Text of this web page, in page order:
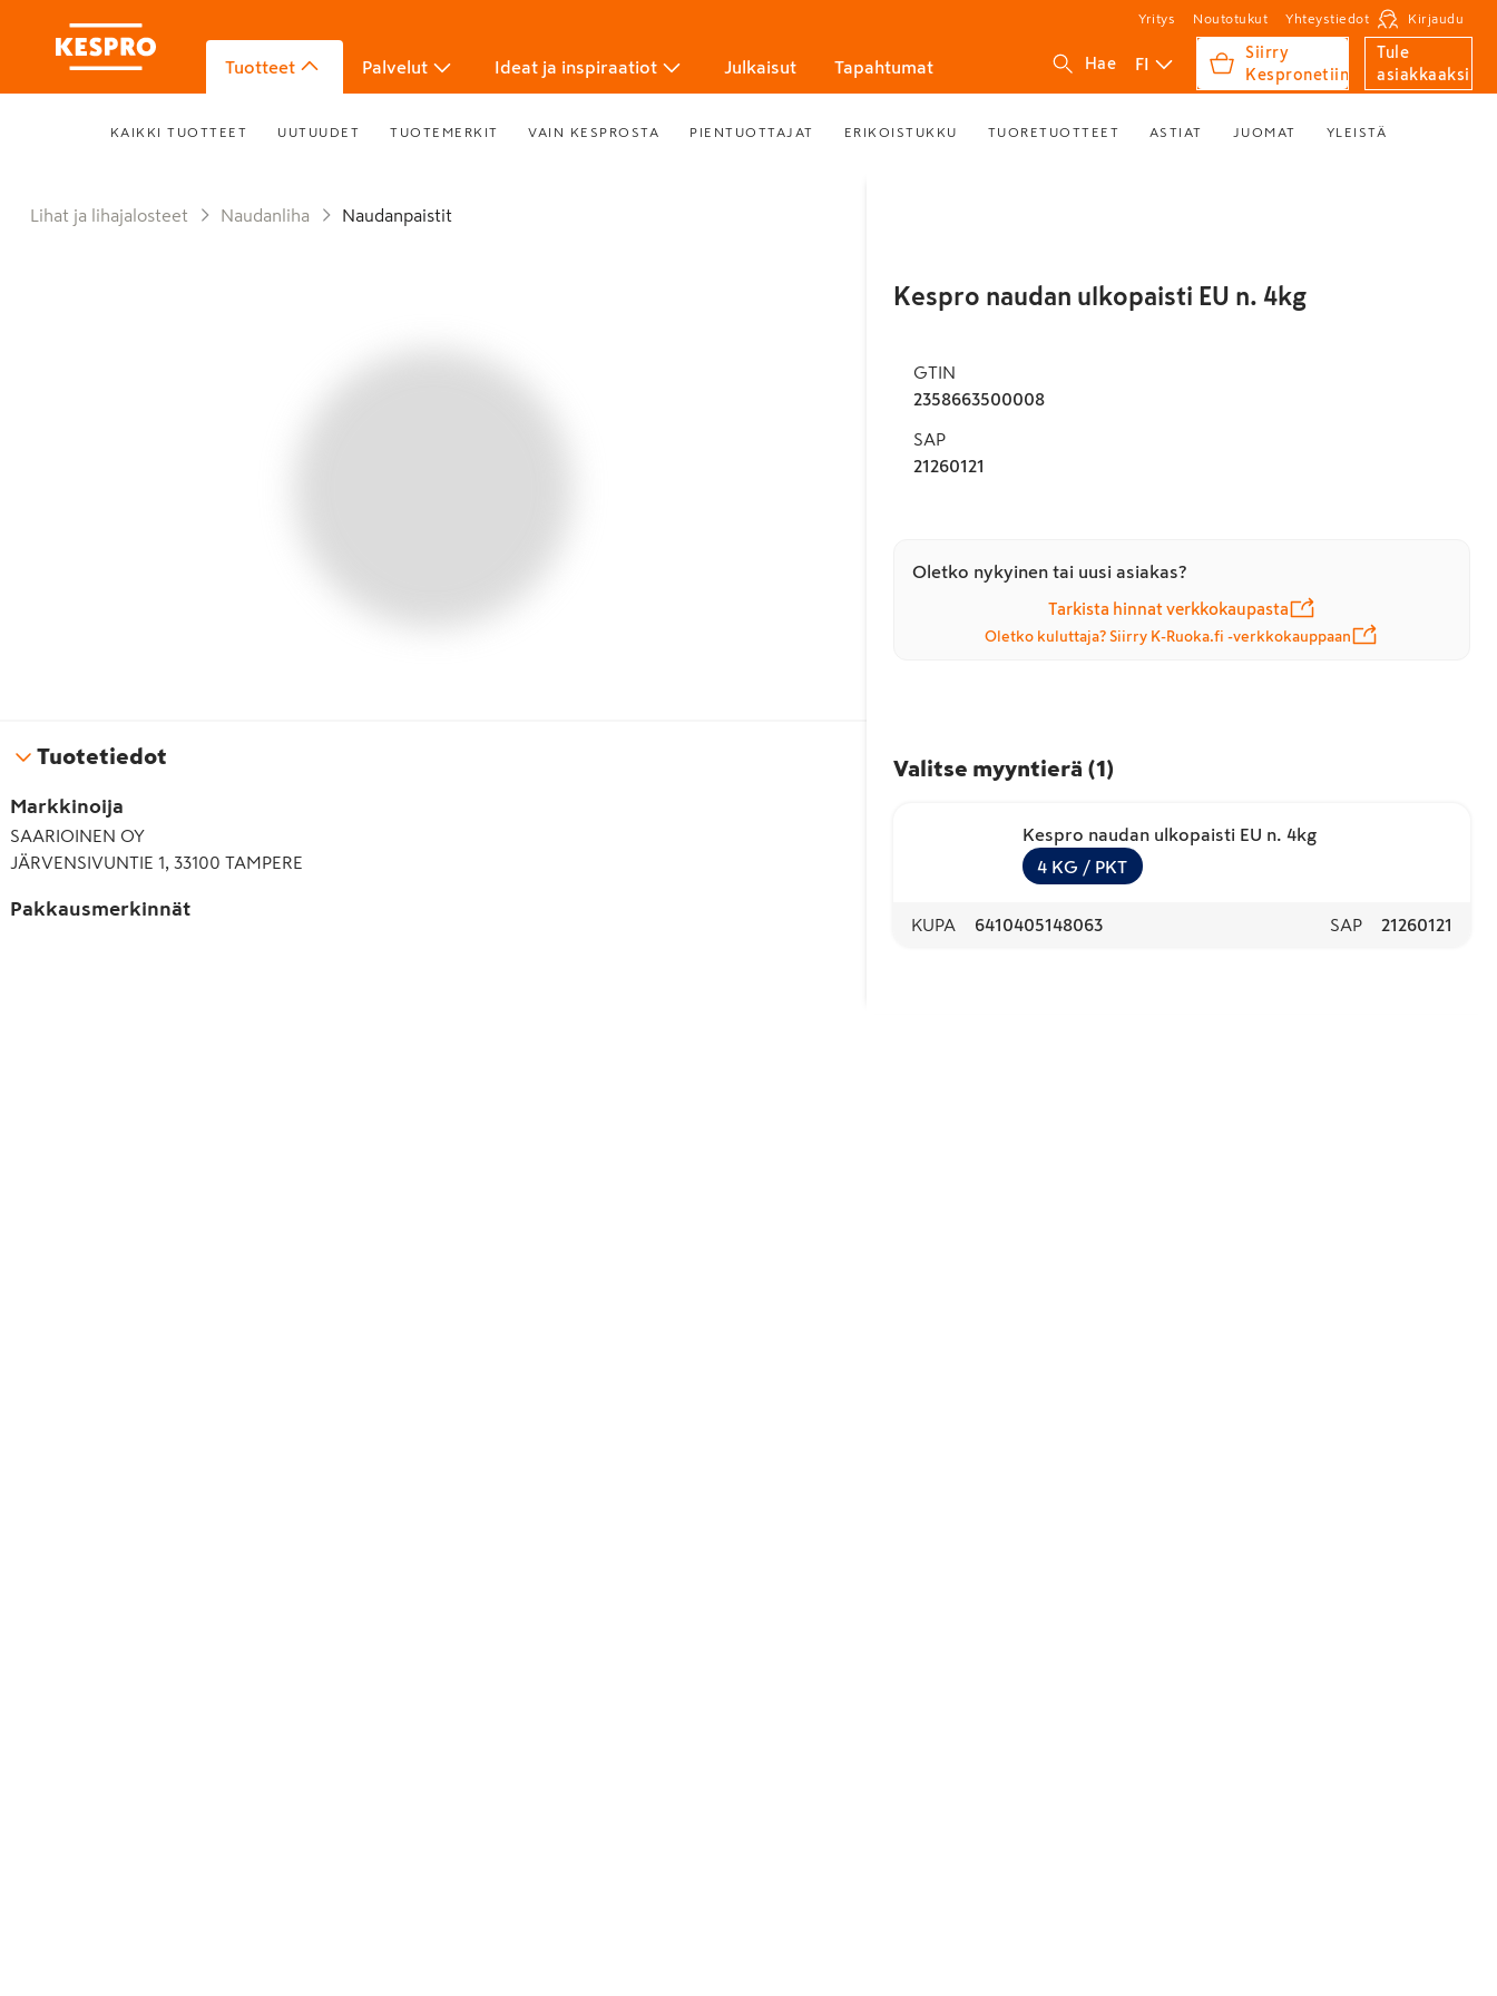
Yritys Noutotukut Yhteystiedot Kirjaudu
Tuotteet Palvelut Ideat ja inspiraatiot Julkaisut Tapahtumat Hae FI
Siirry
Kespronetiin
Tule
asiakkaaksi
KAIKKI TUOTTEET UUTUUDET TUOTEMERKIT VAIN KESPROSTA PIENTUOTTAJAT ERIKOISTUKKU TUORETUOTTEET ASTIAT JUOMAT YLEISTÄ
Lihat ja lihajalosteet Naudanliha Naudanpaistit
Tuotetiedot
Markkinoija
SAARIOINEN OY
JÄRVENSIVUNTIE 1, 33100 TAMPERE
Pakkausmerkinnät
Kespro naudan ulkopaisti EU n. 4kg
GTIN
2358663500008
SAP
21260121
Oletko nykyinen tai uusi asiakas?
Tarkista hinnat verkkokaupasta
Oletko kuluttaja? Siirry K-Ruoka.fi -verkkokauppaan
Valitse myyntierä (1 )
Kespro naudan ulkopaisti EU n. 4kg
4 KG / PKT
KUPA 6410405148063 SAP 21260121